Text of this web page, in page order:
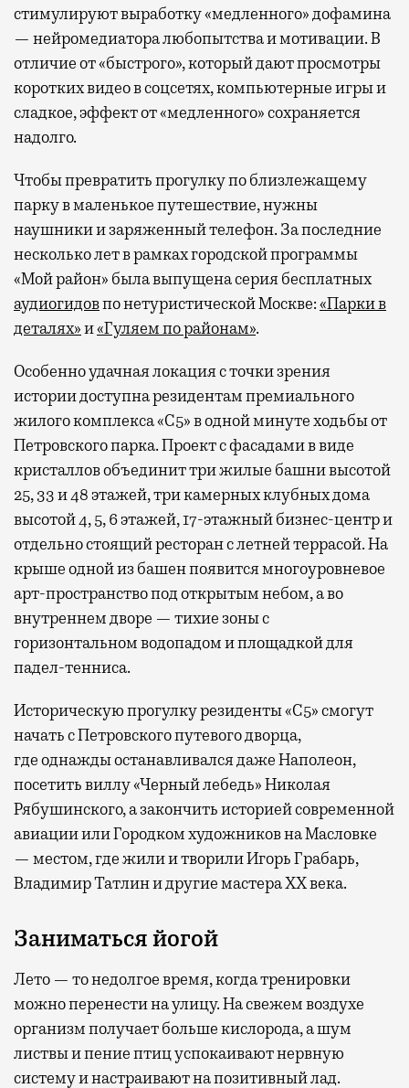
стимулируют выработку «медленного» дофамина
— нейромедиатора любопытства и мотивации. В
отличие от «быстрого», который дают просмотры
коротких видео в соцсетях, компьютерные игры и
сладкое, эффект от «медленного» сохраняется
надолго.
Чтобы превратить прогулку по близлежащему
парку в маленькое путешествие, нужны
наушники и заряженный телефон. За последние
несколько лет в рамках городской программы
«Мой район» была выпущена серия бесплатных
аудиогидовпо нетуристической Москве:«Парки в
деталях»и«Гуляем по районам».
Особенно удачная локация с точки зрения
истории доступна резидентам премиального
жилого комплекса «С5»в одной минуте ходьбы от
Петровского парка. Проект с фасадами в виде
кристаллов объединит три жилые башни высотой
25, 33 и 48 этажей, три камерных клубных дома
высотой 4, 5, 6 этажей, 17-этажный бизнес-центр и
отдельно стоящий ресторан с летней террасой. На
крыше одной из башен появится многоуровневое
арт-пространство под открытым небом, а во
внутреннем дворе — тихие зоны с
горизонтальном водопадом и площадкой для
падел-тенниса.
Историческую прогулку резиденты «С5» смогут
начать с Петровского путевого дворца,
гдеоднажды останавливался даже Наполеон,
посетить виллу «Черный лебедь» Николая
Рябушинского, а закончить историей современной
авиации или Городком художников на Масловке
— местом, где жили и творили Игорь Грабарь,
Владимир Татлин и другие мастера XX века.
Заниматься йогой
Лето — то недолгое время, когда тренировки
можно перенести на улицу. На свежем воздухе
организм получает больше кислорода, а шум
листвы и пение птиц успокаивают нервную
систему и настраивают на позитивный лад.